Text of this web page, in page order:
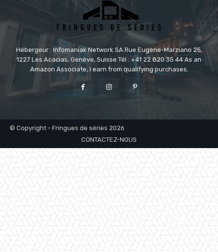
Hébergeur : Infomaniak Network SA Rue Eugène-Marziano 25,
1227 Les Acacias, Genève, Suisse Tél : +41 22 820 35 44 As an
Amazon Associate, I earn from qualifying purchases.
© Copyright - Fringues de séries 2026
CONTACTEZ-NOUS